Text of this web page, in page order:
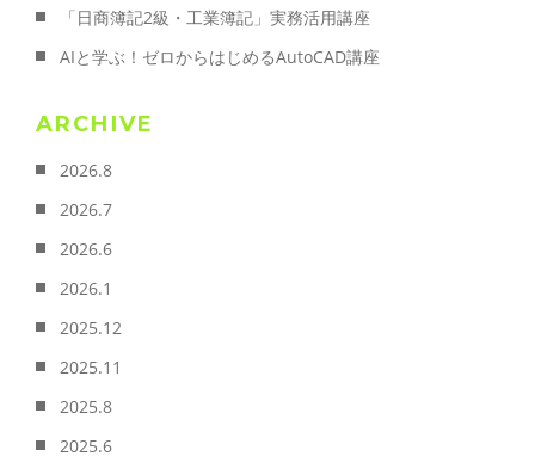
「日商簿記2級・工業簿記」実務活用講座
AIと学ぶ！ゼロからはじめるAutoCAD講座
ARCHIVE
2026.8
2026.7
2026.6
2026.1
2025.12
2025.11
2025.8
2025.6